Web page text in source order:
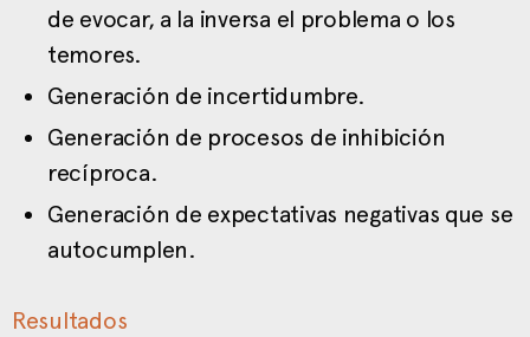
de evocar, a la inversa el problema o los
temores.
Generación de incertidumbre.
Generación de procesos de inhibición
recíproca.
Generación de expectativas negativas que se
autocumplen.
Resultados